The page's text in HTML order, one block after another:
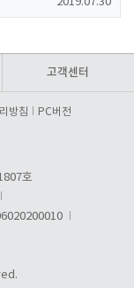
고객센터
방침 PC버전
호